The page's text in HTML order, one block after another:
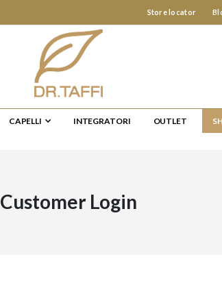
Store locator
CAPELLI INTEGRATORI OUTLET
Customer Login